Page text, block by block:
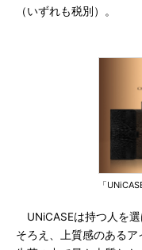
（いずれも税別）。
「
UNiCASEは持つ人を
そろえ、上質感のある